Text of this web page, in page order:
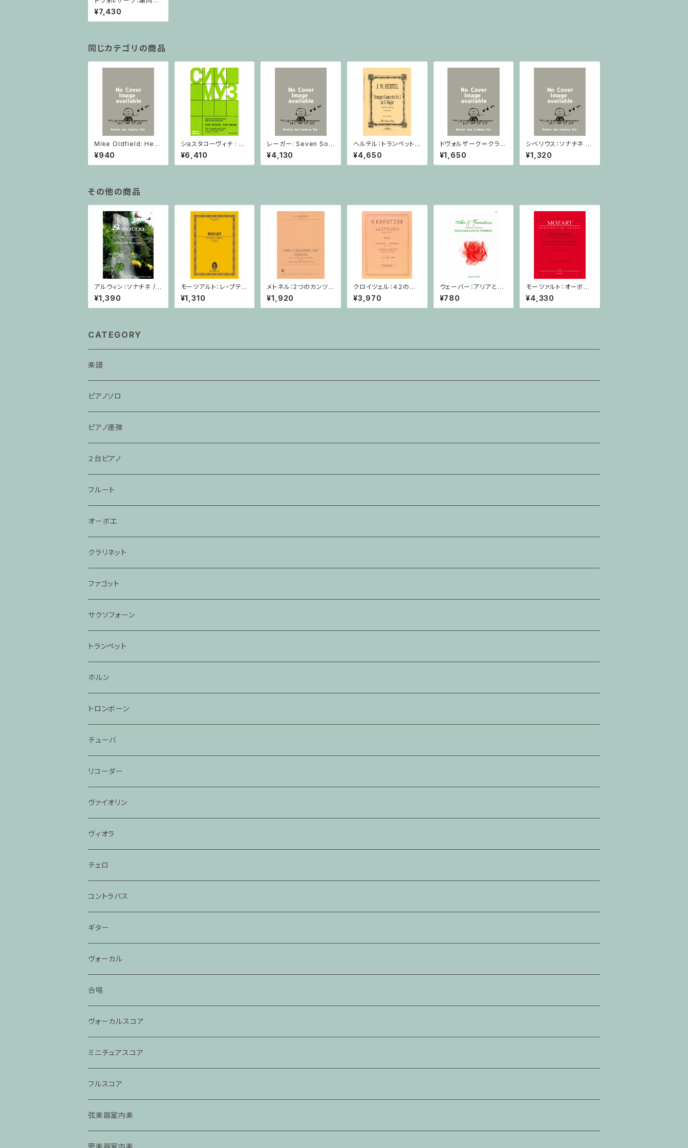
/ フルスコア
¥7,430
同じカテゴリの商品
Mike Oldfield: Herg
est Ridge / ピアノ
¥940
ショスタコーヴィチ : 2
つのヴァイオリンとピア
ノのための 5つの小品 /
ヴァイオリン2とピアノ
¥6,410
レーガー: Seven Son
atas op. 91 Heft 2 /
ヴァイオリン
¥4,130
ヘルテル：トランペット協
奏曲第1番 変ホ長調/
トランペット・ピアノ
¥4,650
ドヴォルザーク＝クライ
スラー：スラヴ幻想曲 ロ
短調 from Op.55-4,
Op.75 / ヴァイオリン
¥1,650
シベリウス：ソナチネ ホ
長調 Op.80 / ヴァイオ
リンとピアノ
¥1,320
その他の商品
アルウィン：ソナチネ /
ヴァイオリン・ピアノ
¥1,390
モーツアルト：レ・プテ
ィ・ リアン/ミニチュアス
コア
¥1,310
メトネル：2つのカンツォ
ーナとダンス Op. 43 /
ヴァイオリン・ピアノ
¥1,920
クロイツェル：４２の練
習曲 １巻 / ヴァイオリ
ン教本
¥3,970
ウェーバー：アリアと変
奏/クラリネット・ピアノ
¥780
モーツァルト：オーボエ,
クラリネット,ホルン,ファ
ゴットと管弦楽のための
協奏交響曲 / オーボエ,
¥4,330
CATEGORY
楽譜
ピアノソロ
ピアノ連弾
２台ピアノ
フルート
オーボエ
クラリネット
ファゴット
サクソフォーン
トランペット
ホルン
トロンボーン
チューバ
リコーダー
ヴァイオリン
ヴィオラ
チェロ
コントラバス
ギター
ヴォーカル
合唱
ヴォーカルスコア
ミニチュアスコア
フルスコア
弦楽器室内楽